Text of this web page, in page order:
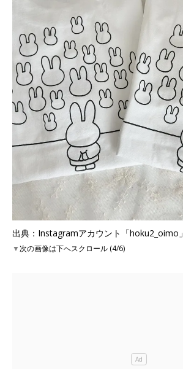
出典：Instagramアカウント「hoku2_oimo」
▼次の画像は下へスクロール (4/6)